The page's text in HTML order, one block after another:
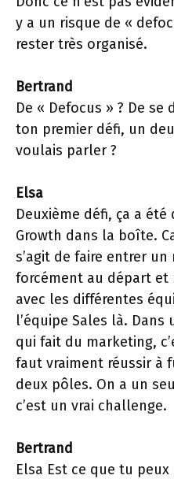
y a un risque de «
rester très organisé.
Bertrand
De « Defocus » ? De se
ton premier défi, un
voulais parler ?
Elsa
Deuxième défi, ça a
Growth dans la boîte.
s’agit de faire entrer un
forcément au départ et
avec les différentes
l’équipe Sales là.
qui fait du marketing,
faut vraiment réussir à
deux pôles. On a un
c’est un vrai challenge.
Bertrand
Elsa Est ce que tu